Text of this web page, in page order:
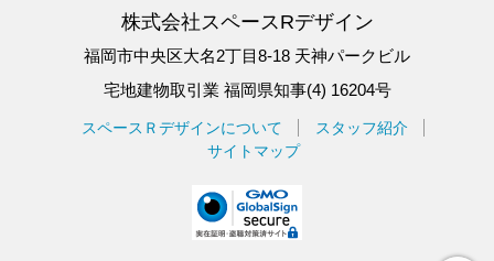
株式会社スペースRデザイン
福岡市中央区大名2丁目8-18 天神パークビル
宅地建物取引業 福岡県知事(4) 16204号
スペースＲデザインについて
スタッフ紹介
サイトマップ